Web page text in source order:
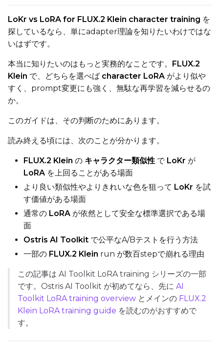
qfloat8 (default)
Compile Options
TARGET
Target Type
Linear Rank
SAVE
Data Type
Max Step Saves to Keep
TRAINING
LoKr vs LoRA for FLUX.2 Klein character training を
探しているなら、単にadapter理論を知りたいわけではな
いはずです。
本当に知りたいのはもっと実務的なことです。 FLUX.2
Klein で、どちらを選べば character LoRA がより似や
すく、prompt変更にも強く、無駄な再学習を減らせるの
か。
このガイドは、その判断のためにあります。
読み終える頃には、次のことが分かります。
FLUX.2 Klein の キャラクター類似性 で LoKr が
LoRA を上回ることがある場面
より良い類似性やよりきれいな色を狙って LoKr を試
す価値がある場面
通常の LoRA が依然として安全な標準選択である場
面
Ostris AI Toolkit で公平なA/Bテストを行う方法
一部の FLUX.2 Klein run が数百stepで崩れる理由
この記事は AI Toolkit LoRA training シリーズの一部
です。Ostris AI Toolkit が初めてなら、先に AI
Toolkit LoRA training overview とメインの FLUX.2
Klein LoRA training guide を読むのがおすすめで
す。